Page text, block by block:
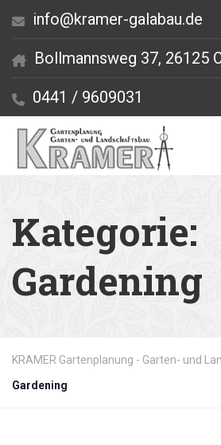
info@kramer-galabau.de
Bollmannsweg 37, 26125
0441 / 9609031
Kategorie:
Gardening
KRAMER Gartenplanung - Garten- und
Gardening